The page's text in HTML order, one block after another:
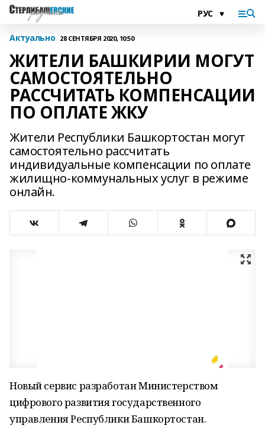
Актуально 28 СЕНТЯБРЯ 2020, 10:50
ЖИТЕЛИ БАШКИРИИ МОГУТ
САМОСТОЯТЕЛЬНО
РАССЧИТАТЬ КОМПЕНСАЦИИ
ПО ОПЛАТЕ ЖКУ
Жители Республики Башкортостан могут
самостоятельно рассчитать
индивидуальные компенсации по оплате
жилищно-коммунальных услуг в режиме
онлайн.
Новый сервис разработан Министерством
цифрового развития государственного
управления Республики Башкортостан.